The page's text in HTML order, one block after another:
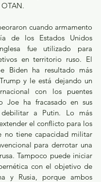
cuando armamento
de los Estados Unidos
fue utilizado para
en territorio ruso. El
Biden ha resultado más
y le está dejando un
con los puentes
Joe ha fracasado en sus
a Putin. Lo más
el conflicto para los
no tiene capacidad militar
para derrotar una
Tampoco puede iniciar
con el objetivo de
y Rusia, porque ambos